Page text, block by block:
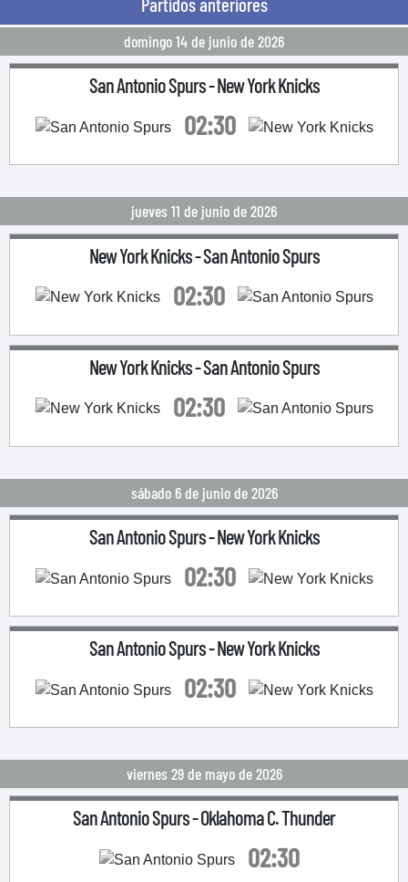
domingo 14 de junio de 2026
San Antonio Spurs-New York Knicks
02:30
jueves 11 de junio de 2026
New York Knicks-San Antonio Spurs
02:30
New York Knicks-San Antonio Spurs
02:30
sábado 6 de junio de 2026
San Antonio Spurs-New York Knicks
02:30
San Antonio Spurs-New York Knicks
02:30
viernes 29 de mayo de 2026
San Antonio Spurs-Oklahoma C. Thunder
02:30